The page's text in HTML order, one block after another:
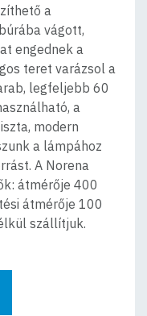
a
vágott,
engednek a
teret varázsol a
legfeljebb 60
a
modern
a lámpához
A Norena
átmérője 400
átmérője 100
szállítjuk.